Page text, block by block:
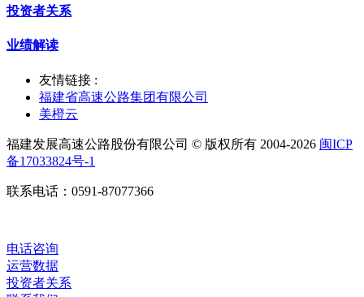
投资者关系
业绩解读
友情链接 :
福建省高速公路集团有限公司
美橙云
福建发展高速公路股份有限公司 © 版权所有 2004-2026 闽ICP
备17033824号-1
联系电话：0591-87077366
电话咨询
运营数据
投资者关系